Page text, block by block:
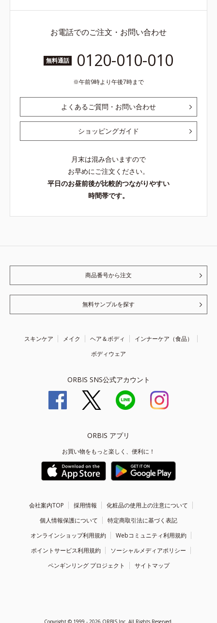
お電話でのご注文・お問い合わせ
無料通話 0120-010-010
午前9時より午後7時まで
よくあるご質問・お問い合わせ
ショッピングガイド
月末は混み合いますので
お早めにご注文ください。
平日のお昼前後が比較的つながりやすい
時間帯です。
商品番号から注文
無料サンプルを探す
スキンケア メイク ヘア＆ボディ
インナーケア（食品）
ボディウェア
ORBIS SNS公式アカウント
ORBIS アプリ
お買い物をもっと楽しく、便利に！
会社案内TOP 採用情報
化粧品の使用上の注意について
個人情報保護について
特定商取引法に基づく表記
オンラインショップ利用規約
Webコミュニティ利用規約
ポイントサービス利用規約
ソーシャルメディアポリシー
ペンギンリング プロジェクト
サイトマップ